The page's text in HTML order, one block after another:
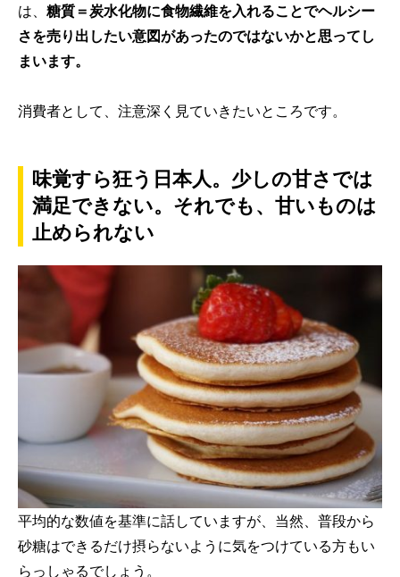
は、 糖質＝炭水化物に食物繊維を入れることでヘルシー
さを売り出したい意図があったのではないかと思ってし
まいます。
消費者として、注意深く見ていきたいところです。
味覚すら狂う日本人。少しの甘さでは
満足できない。それでも、甘いものは
止められない
平均的な数値を基準に話していますが、当然、普段から
砂糖はできるだけ摂らないように気をつけている方もい
らっしゃるでしょう。